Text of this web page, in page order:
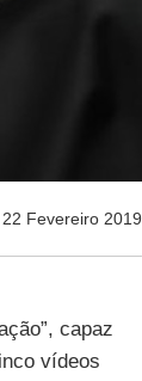
22 Fevereiro 2019
capaz
vídeos